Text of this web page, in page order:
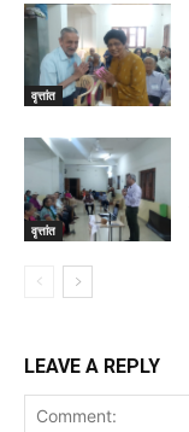
वृत्तांत
वृत्तांत
LEAVE A REPLY